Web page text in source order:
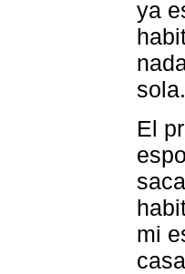
ya
sola.
El
mi